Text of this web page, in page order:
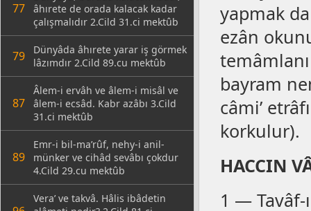
77
âhırete de orada kalacak kadar
çalışmalıdır 2.Cild 31.ci mektûb
79
Dünyâda âhırete yarar iş görmek
lâzımdır 2.Cild 89.cu mektûb
87
Âlem-i ervâh ve âlem-i misâl ve
âlem-i ecsâd. Kabr azâbı 3.Cild
31.ci mektûb
89
Emr-i bil-ma’rûf, nehy-i anil-
münker ve cihâd sevâbı çokdur
4.Cild 29.cu mektûb
Vera’ ve takvâ. Hâlis ibâdetin
yapmak
ezân
bayram
câmi’
korkulur).
HACCIN
1 — Tavâf-